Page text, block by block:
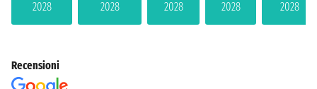
2028
2028
2028
2028
2028
Recensioni